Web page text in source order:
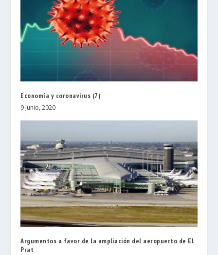
Economía y coronavirus (7)
9 Junio, 2020
Argumentos a favor de la ampliación del aeropuerto de El
Prat